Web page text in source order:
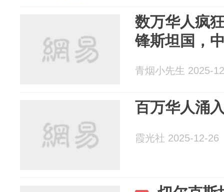
数万华人疯
锋斯坦国，
青烟小先生 2025-
百万华人涌
霞光社 2025-12-26